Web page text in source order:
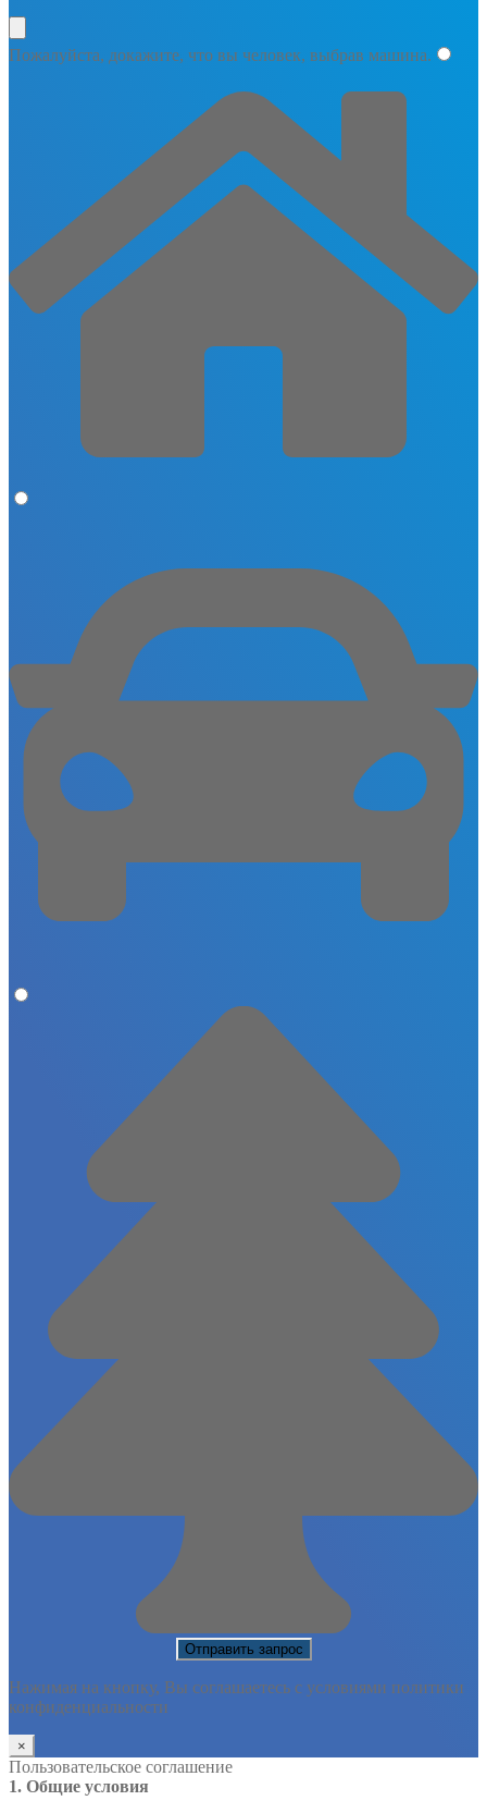
Пожалуйста, докажите, что вы человек, выбрав машина.
Нажимая на кнопку, Вы соглашаетесь с условиями политики
конфиденциальности
×
Пользовательское соглашение
1. Общие условия